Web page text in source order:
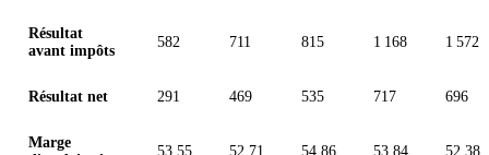
Résultat
avant impôts
582 711 815 1 168 1 572
Résultat net 291 469 535 717 696
Marge
53,55 52,71 54,86 53,84 52,38